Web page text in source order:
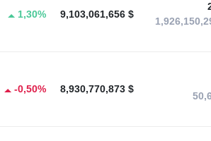
1,30% 9,103,061,656 $
-0,50% 8,930,770,873 $